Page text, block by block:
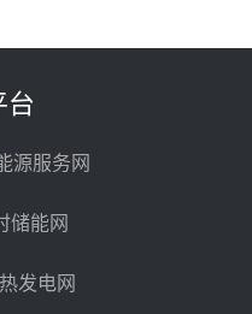
高导热空冷发电机通过
采购
南院吉西基地鲁固直流
工程性能试验采购
台
源服务网
储能网
发电网